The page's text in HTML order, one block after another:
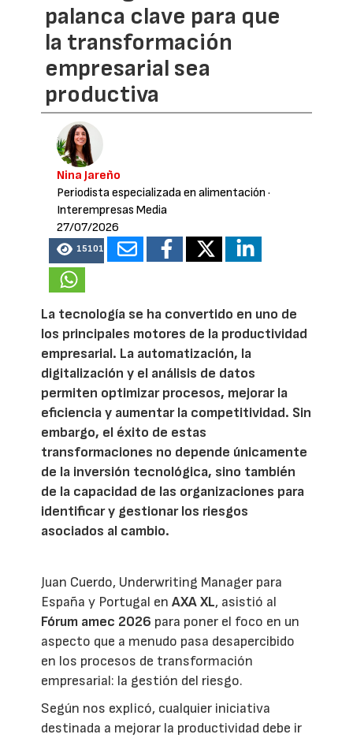
palanca clave para que
la transformación
empresarial sea
productiva
Nina Jareño
Periodista especializada en alimentación ·
Interempresas Media
27/07/2026
15101
La tecnología se ha convertido en uno de
los principales motores de la productividad
empresarial. La automatización, la
digitalización y el análisis de datos
permiten optimizar procesos, mejorar la
eficiencia y aumentar la competitividad. Sin
embargo, el éxito de estas
transformaciones no depende únicamente
de la inversión tecnológica, sino también
de la capacidad de las organizaciones para
identificar y gestionar los riesgos
asociados al cambio.
Juan Cuerdo, Underwriting Manager para
España y Portugal enAXA XL, asistió al
Fórum amec 2026 para poner el foco en un
aspecto que a menudo pasa desapercibido
en los procesos de transformación
empresarial: la gestión del riesgo.
Según nos explicó, cualquier iniciativa
destinada a mejorar la productividad debe ir